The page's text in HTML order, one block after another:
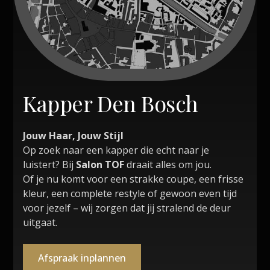
Kapper Den Bosch
Jouw Haar, Jouw Stijl
Op zoek naar een kapper die echt naar je
luistert? Bij Salon TOFdraait alles om jou.
Of je nu komt voor een strakke coupe, een frisse
kleur, een complete restyle of gewoon even tijd
voor jezelf – wij zorgen dat jij stralend de deur
uitgaat.
Afspraak inplannen